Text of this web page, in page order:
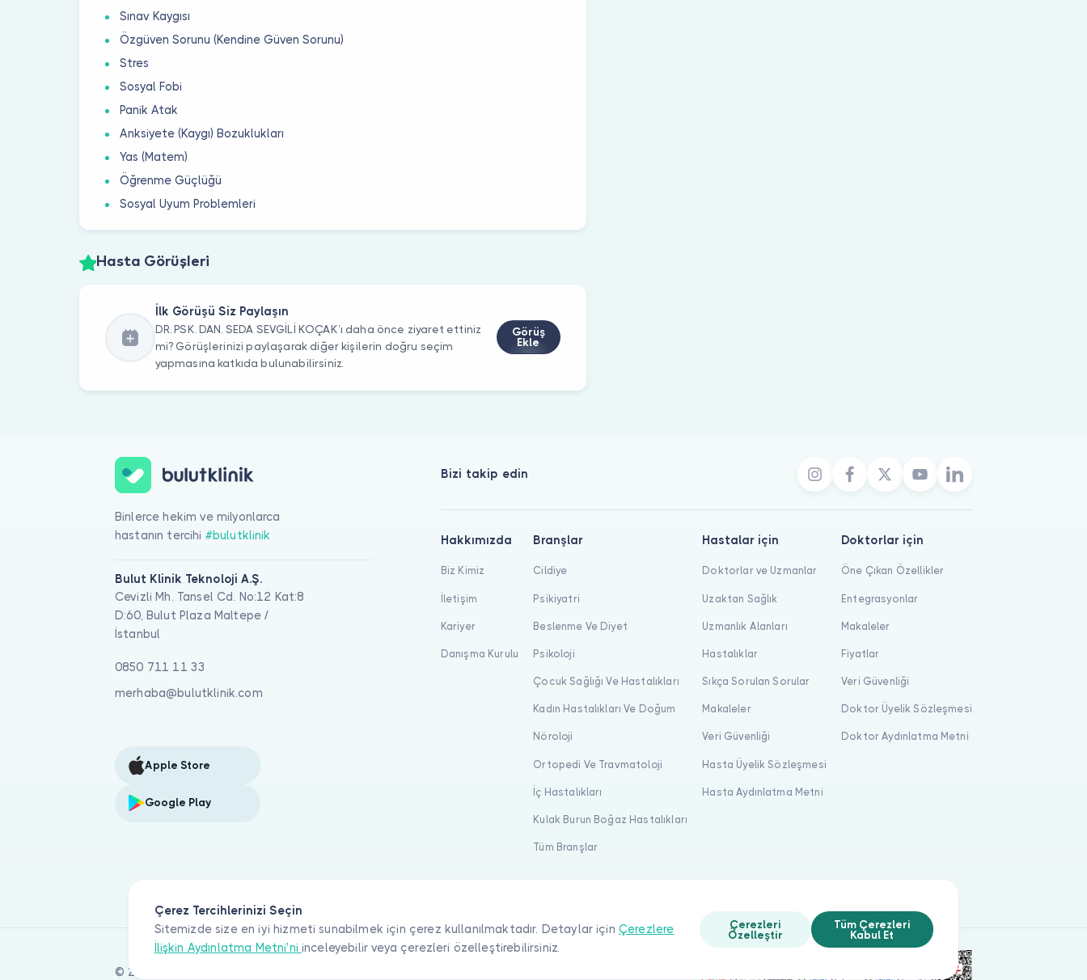
Sınav Kaygısı
Özgüven Sorunu (Kendine Güven Sorunu)
Stres
Sosyal Fobi
Panik Atak
Anksiyete (Kaygı) Bozuklukları
Yas (Matem)
Öğrenme Güçlüğü
Sosyal Uyum Problemleri
Hasta Görüşleri
İlk Görüşü Siz Paylaşın
DR. PSK. DAN. SEDA SEVGİLİ KOÇAK’ı daha önce ziyaret ettiniz
mi? Görüşlerinizi paylaşarak diğer kişilerin doğru seçim
yapmasına katkıda bulunabilirsiniz.
Görüş
Ekle
Çerez Tercihlerinizi Seçin
Sitemizde size en iyi hizmeti sunabilmek için çerez kullanılmaktadır. Detaylar için Çerezlere
İlişkin Aydınlatma Metni'ni inceleyebilir veya çerezleri özelleştirebilirsiniz.
Çerezleri
Özelleştir
Tüm Çerezleri
Kabul Et
Binlerce hekim ve milyonlarca
hastanın tercihi #bulutklinik
Bulut Klinik Teknoloji A.Ş.
Cevizli Mh. Tansel Cd. No:12 Kat:8
D:60, Bulut Plaza Maltepe /
İstanbul
0850 711 11 33
merhaba@bulutklinik.com
Apple Store
Google Play
Bizi takip edin
Hakkımızda
Biz Kimiz
İletişim
Kariyer
Danışma Kurulu
Branşlar
Cildiye
Psikiyatri
Beslenme Ve Diyet
Psikoloji
Çocuk Sağlığı Ve Hastalıkları
Kadın Hastalıkları Ve Doğum
Nöroloji
Ortopedi Ve Travmatoloji
İç Hastalıkları
Kulak Burun Boğaz Hastalıkları
Tüm Branşlar
Hastalar için
Doktorlar ve Uzmanlar
Uzaktan Sağlık
Uzmanlık Alanları
Hastalıklar
Sıkça Sorulan Sorular
Makaleler
Veri Güvenliği
Hasta Üyelik Sözleşmesi
Hasta Aydınlatma Metni
Doktorlar için
Öne Çıkan Özellikler
Entegrasyonlar
Makaleler
Fiyatlar
Veri Güvenliği
Doktor Üyelik Sözleşmesi
Doktor Aydınlatma Metni
© 2026 Bulut Klinik Teknoloji A.Ş. Tüm hakları saklıdır